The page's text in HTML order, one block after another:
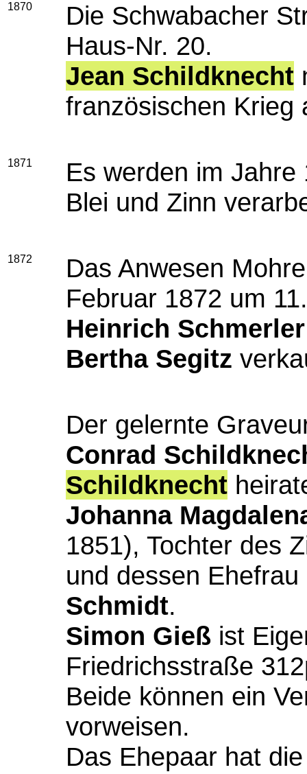
1870
Die Schwabacher
Haus-Nr. 20.
Jean Schildknecht
französischen Krieg
1871
Es werden im
Blei und Zinn
1872
Das Anwesen
Februar 1872 um
Heinrich Schmerler
Bertha Segitz
Der gelernte
Conrad
Schildknecht
Johanna
1851), Tochter des
und dessen Ehefrau
Schmidt.
Simon Gieß ist
Friedrichsstraße
Beide können ein
vorweisen.
Das Ehepaar hat